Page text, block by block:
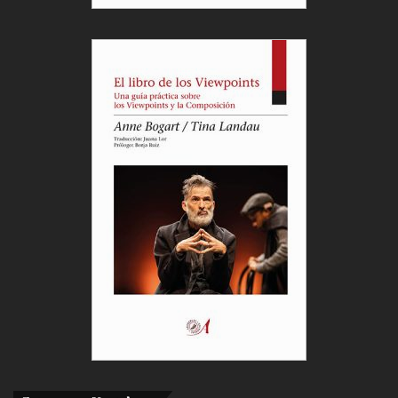
veces realizado, seguramente, por sus abuelos de
gente, bajo un toldo, para comer “polbo á feira” y
Con Iván también comentábamos, al acabar
Escenas do Cambio, qué importante es para quien
se quiere dedicar a las artes escénicas, o para
quien tiene inquietudes artísticas y culturales,
asistir a trabajos como el de Laura para darse
cuenta de qué va la cosa.
¡‘Let Sleeping Dogs Lie’ de Laura Aris Álvarez es un
antes y un después! Creo que, otra vez, he vuelto a
tener veinte años y que esta experiencia me ha